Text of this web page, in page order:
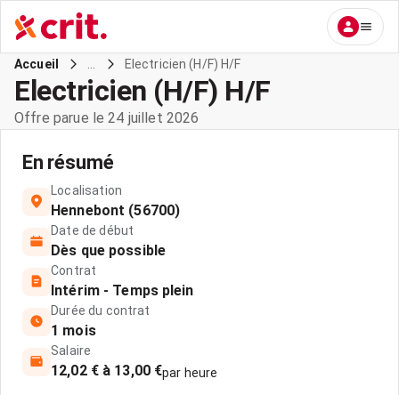
Accueil Electricien (H/F) H/F
Electricien (H/F) H/F
Offre parue le 24 juillet 2026
En résumé
Localisation
Hennebont (56700)
Date de début
Dès que possible
Contrat
Intérim - Temps plein
Durée du contrat
1 mois
Salaire
12,02 € à 13,00 €par heure